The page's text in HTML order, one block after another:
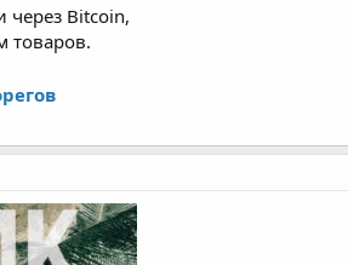
через Bitcoin,
товаров.